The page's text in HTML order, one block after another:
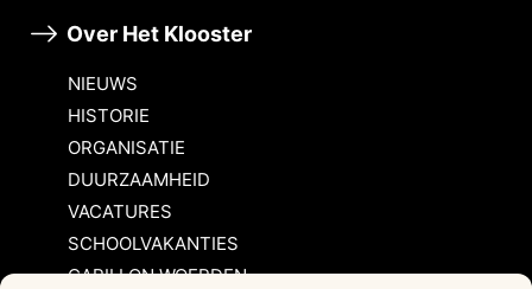
Over Het Klooster
NIEUWS
HISTORIE
ORGANISATIE
DUURZAAMHEID
VACATURES
SCHOOLVAKANTIES
CARILLON WOERDEN